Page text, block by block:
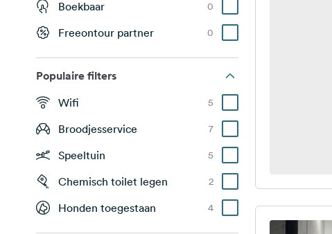
Boekbaar 0
Freeontour partner 0
Populaire filters
Wifi 5
Broodjesservice 7
Speeltuin 5
Chemisch toilet legen 2
Honden toegestaan 4